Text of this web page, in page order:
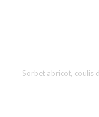
Sorbet abricot, coulis